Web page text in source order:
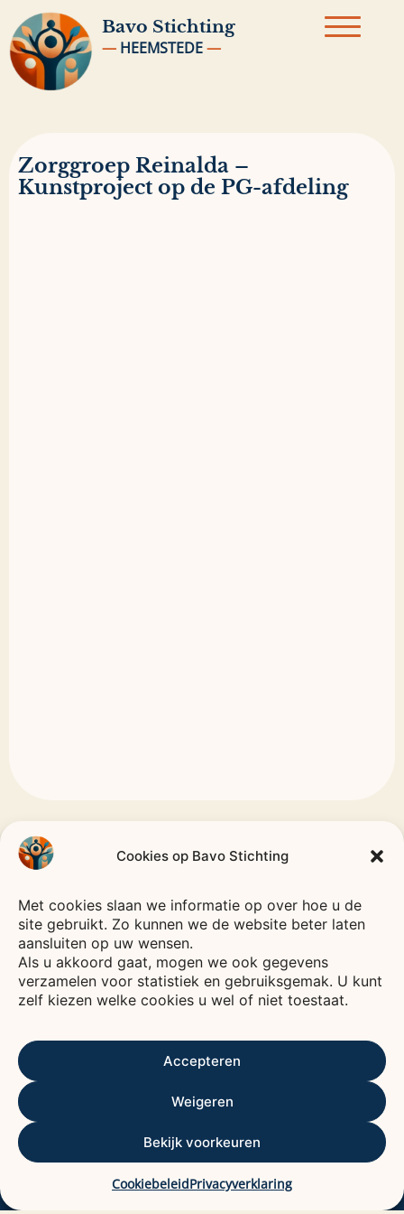
Cookies op Bavo Stichting
Met cookies slaan we informatie op over hoe u de
site gebruikt. Zo kunnen we de website beter laten
aansluiten op uw wensen.
Als u akkoord gaat, mogen we ook gegevens
verzamelen voor statistiek en gebruiksgemak. U kunt
zelf kiezen welke cookies u wel of niet toestaat.
Accepteren
Weigeren
Bekijk voorkeuren
CookiebeleidPrivacyverklaring
Bavo Stichting
—HEEMSTEDE—
Zorggroep Reinalda –
Kunstproject op de PG-afdeling
BESTUUR
Bavo Stichting
—HEEMSTEDE—
Voor een leven vol verbinding, plezier en zorg.
De Bavo stichting is een fonds waarvan het
van het welzijn van ouderen, voornamelijk in
Kennemerland.
ALGEMEEN NUT BEOGENDE INSTELLING
Contactgegevens
Bavo stichting